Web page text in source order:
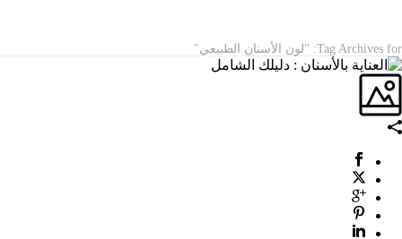
Tag Archives for: "لون الأسنان الطبيعي"